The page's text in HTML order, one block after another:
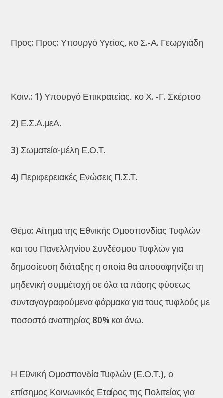
Προς: Προς: Υπουργό Υγείας, κο Σ.-Α. Γεωργιάδη
Κοιν.: 1) Υπουργό Επικρατείας, κο Χ. -Γ. Σκέρτσο
2) Ε.Σ.Α.μεΑ.
3) Σωματεία-μέλη Ε.Ο.Τ.
4) Περιφερειακές Ενώσεις Π.Σ.Τ.
Θέμα: Αίτημα της Εθνικής Ομοσπονδίας Τυφλών
και του Πανελληνίου Συνδέσμου Τυφλών για
δημοσίευση διάταξης η οποία θα αποσαφηνίζει τη
μηδενική συμμέτοχή σε όλα τα πάσης φύσεως
συνταγογραφούμενα φάρμακα για τους τυφλούς με
ποσοστό αναπηρίας 80% και άνω.
Η Εθνική Ομοσπονδία Τυφλών (Ε.Ο.Τ.), ο
επίσημος Κοινωνικός Εταίρος της Πολιτείας για